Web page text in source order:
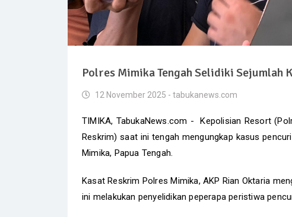
Polres Mimika Tengah Selidiki Sejumlah
12 November 2025 - tabukanews.com
TIMIKA, TabukaNews.com - Kepolisian Resort
Reskrim) saat ini tengah mengungkap kasus
Mimika, Papua Tengah.
Kasat Reskrim Polres Mimika, AKP Rian Oktaria
ini melakukan penyelidikan peperapa peristiwa